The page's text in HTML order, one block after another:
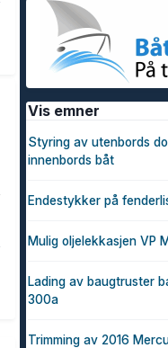
Vis emner
Styring av utenbords
innenbords båt
Endestykker på
Mulig oljelekkasjen VP
Lading av baugtruster
300a
Trimming av 2016